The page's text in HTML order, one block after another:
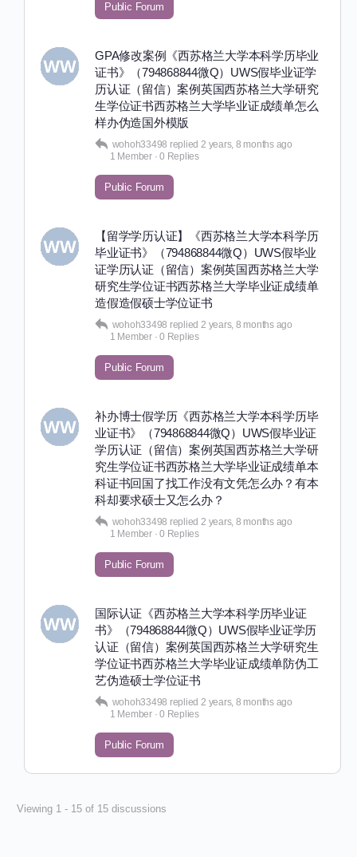
Public Forum
GPA修改案例《西苏格兰大学本科学历毕业
证书》（794868844微Q）UWS假毕业证学
历认证（留信）案例英国西苏格兰大学研究
生学位证书西苏格兰大学毕业证成绩单怎么
样办伪造国外模版
wohoh33498 replied 2 years, 8 months ago
1 Member · 0 Replies
Public Forum
【留学学历认证】《西苏格兰大学本科学历
毕业证书》（794868844微Q）UWS假毕业
证学历认证（留信）案例英国西苏格兰大学
研究生学位证书西苏格兰大学毕业证成绩单
造假造假硕士学位证书
wohoh33498 replied 2 years, 8 months ago
1 Member · 0 Replies
Public Forum
补办博士假学历《西苏格兰大学本科学历毕
业证书》（794868844微Q）UWS假毕业证
学历认证（留信）案例英国西苏格兰大学研
究生学位证书西苏格兰大学毕业证成绩单本
科证书回国了找工作没有文凭怎么办？有本
科却要求硕士又怎么办？
wohoh33498 replied 2 years, 8 months ago
1 Member · 0 Replies
Public Forum
国际认证《西苏格兰大学本科学历毕业证
书》（794868844微Q）UWS假毕业证学历
认证（留信）案例英国西苏格兰大学研究生
学位证书西苏格兰大学毕业证成绩单防伪工
艺伪造硕士学位证书
wohoh33498 replied 2 years, 8 months ago
1 Member · 0 Replies
Public Forum
Viewing 1 - 15 of 15 discussions